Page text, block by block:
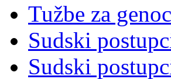
Tužbe za
Sudski
Sudski